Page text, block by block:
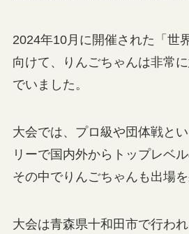
2024年10月に開催された「世
向けて、りんごちゃんは非常
でいました。
大会では、プロ級や団体戦と
リーで国内外からトップレベ
その中でりんごちゃんも出場を
大会は青森県十和田市で行わ